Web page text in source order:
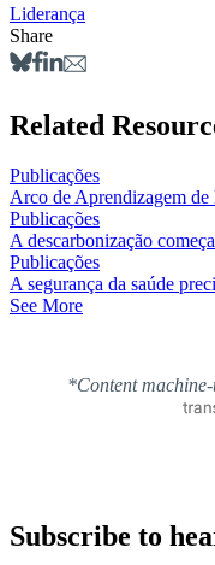
Liderança
Share
Related
Publicações
Arco de Aprendizagem de
Publicações
A descarbonização
Publicações
A segurança da saúde
See More
*Content
Subscribe to